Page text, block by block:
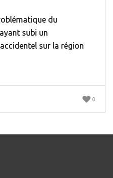
du
subi un
sur la région
0